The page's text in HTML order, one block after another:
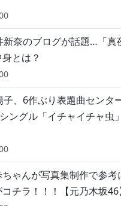
新奈のブログが話題…「真
とは？
子、6作ぶり表題曲センタ
ングル「イチャイチャ虫
ゃんが写真集制作で参考
チラ！！！【元乃木坂46